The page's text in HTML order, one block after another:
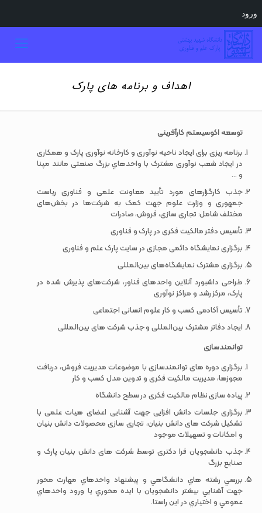
اهداف و برنامه های پارک
توسعه اکوسیستم کارآفرینی
برنامه ریزی برای ایجاد ناحیه نوآوری و کارخانه نوآوری پارک و همکاری
در ایجاد شعب نوآوری مشترک با واحدهاي بزرگ صنعتی مانند مپنا
و ...
جذب کارگزارهای مورد تأیید معاونت علمی و فناوری ریاست
جمهوری و وزارت علوم جهت کمک به شرکت‌ها در بخش‌های
مختلف شامل: تجاری سازی، فروش، صادرات
تأسیس دفتر مالکیت فکری در پارک و فناوری
برگزاری نمایشگاه دائمی مجازی در سایت پارک علم و فناوری
برگزاری مشترک نمایشگاه‌های بین‌المللی
طراحی داشبورد آنلاین واحدهای فناور، شرکت‌های پذیرش شده در
پارک، مرکز رشد و مراکز نوآوری
تأسیس آکادمی کسب و کار علوم انسانی اجتماعی
ایجاد دفاتر مشترک بین‌المللی و جذب شرکت های بین‌المللی
توانمندسازی
برگزاری دوره های توانمندسازی با موضوعات مدیریت فروش، دریافت
مجوزها، مدیریت مالکیت فکری و تدوین مدل کسب و کار
پیاده سازی نظام مالکیت فکری در سطح دانشگاه
برگزاری جلسات دانش افزایی جهت آشنایی اعضای هیات علمی با
تشکیل شرکت های دانش بنیان، تجاری سازی محصولات دانش بنیان
و امکانات و تسهیلات موجود
جذب دانشجویان فرا دکتری توسط شرکت های دانش بنیان پارک و
صنایع بزرگ
بررسي رشته هاي دانشگاهي و پيشنهاد واحدهاي مهارت محور
جهت آشنايي بيشتر دانشجويان با ايده محوري يا ورود واحدهاي
عمومي و اختياري در اين راستا.
ورود